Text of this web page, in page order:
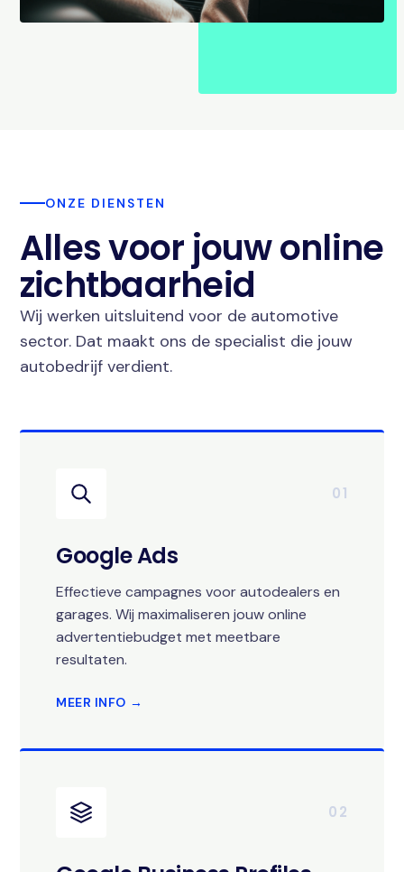
ONZE DIENSTEN
Alles voor jouw online
zichtbaarheid
Wij werken uitsluitend voor de automotive
sector. Dat maakt ons de specialist die jouw
autobedrijf verdient.
01
Google Ads
Effectieve campagnes voor autodealers en
garages. Wij maximaliseren jouw online
advertentiebudget met meetbare
resultaten.
MEER INFO →
02